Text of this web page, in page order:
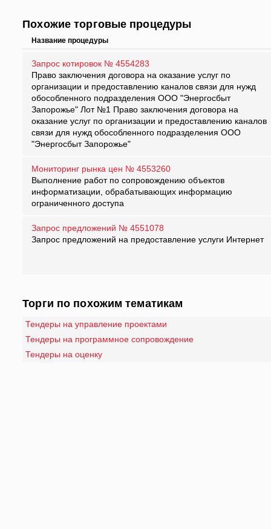
Похожие торговые процедуры
Название процедуры
Запрос котировок № 4554283
Право заключения договора на оказание услуг по
организации и предоставлению каналов связи для нужд
обособленного подразделения ООО "Энергосбыт
Запорожье" Лот №1 Право заключения договора на
оказание услуг по организации и предоставлению каналов
связи для нужд обособленного подразделения ООО
"Энергосбыт Запорожье"
Мониторинг рынка цен № 4553260
Выполнение работ по сопровождению объектов
информатизации, обрабатывающих информацию
ограниченного доступа
Запрос предложений № 4551078
Запрос предложений на предоставление услуги Интернет
Торги по похожим тематикам
Тендеры на управление проектами
Тендеры на программное сопровождение
Тендеры на оценку